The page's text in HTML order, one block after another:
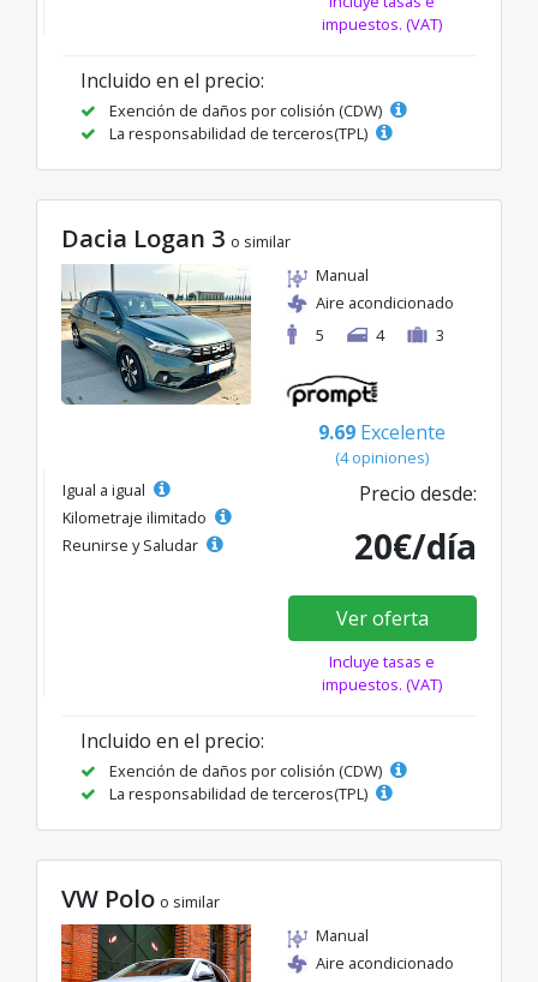
impuestos. (VAT)
Incluido en el precio:
Exención de daños por colisión (CDW)
La responsabilidad de terceros(TPL)
Dacia Logan 3 o similar
Manual
Aire acondicionado
5
4 3
9.69 Excelente
(4 opiniones)
Igual a igual
Kilometraje ilimitado
Reunirse y Saludar
Precio desde:
20€/día
Ver oferta
Incluye tasas e
impuestos. (VAT)
Incluido en el precio:
Exención de daños por colisión (CDW)
La responsabilidad de terceros(TPL)
VW Polo o similar
Manual
Aire acondicionado